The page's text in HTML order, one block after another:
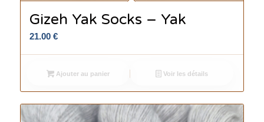
Gizeh Yak Socks – Yak
21.00 €
Ajouter au panier Voir les détails